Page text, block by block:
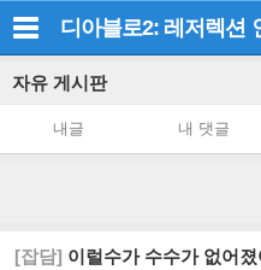
디아블로2: 레저렉션
자유 게시판
내글 내 댓글
[잡담] 이럴수가 수수가 없어